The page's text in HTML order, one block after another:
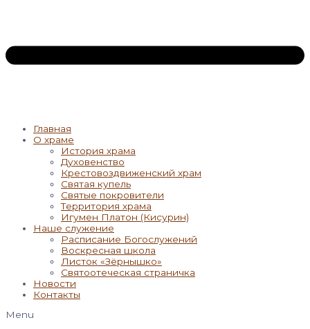
Главная
О храме
История храма
Духовенство
Крестовоздвиженский храм
Святая купель
Святые покровители
Территория храма
Игумен Платон (Кисурин)
Наше служение
Расписание Богослужений
Воскресная школа
Листок «Зёрнышко»
Святоотеческая страничка
Новости
Контакты
Menu